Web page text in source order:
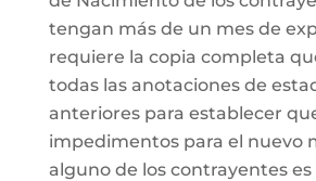
tengan más de un mes de
requiere la copia completa
todas las anotaciones de
anteriores para establecer
impedimentos para el nuevo
alguno de los contrayentes